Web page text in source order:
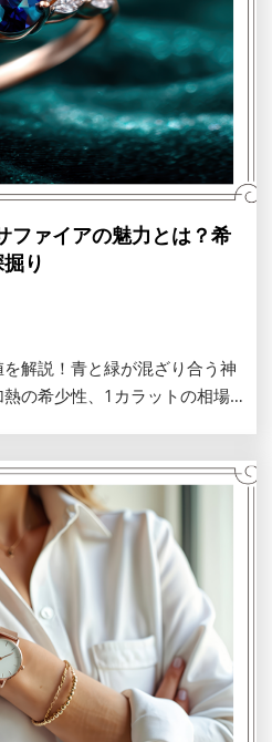
ファイアの魅力とは？希
り
解説！青と緑が混ざり合う神
の希少性、1カラットの相場
ます。